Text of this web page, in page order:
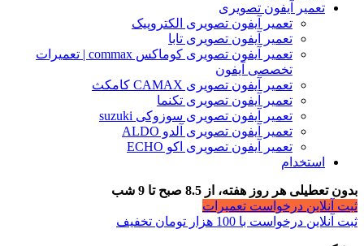
تعمیر آیفون تصویری
تعمیر آیفون تصویری الکتروپیک
تعمیر آیفون تصویری تابا
تعمیر آیفون تصویری کوماکس commax | تعمیرات
تخصصی آیفون
تعمیر آیفون تصویری CAMAX کامکث
تعمیر آیفون تصویری تکنما
تعمیر آیفون تصویری سوزوکی suzuki
تعمیر آیفون تصویری آلدو ALDO
تعمیر آیفون تصویری اکو ECHO
استخدام
بدون تعطیلی هر روز هفته، از 8.5 صبح تا 9 شب
ثبت آنلاین درخواست تعمیرات
ثبت آنلاین درخواست با 100 هزار تومان تخفیف